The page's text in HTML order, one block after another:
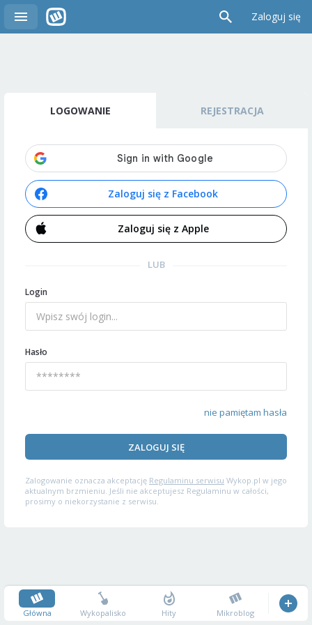
Zaloguj się
LOGOWANIE REJESTRACJA
Zaloguj się z Facebook
Zaloguj się z Apple
LUB
Login
Hasło
nie pamiętam hasła
ZALOGUJ SIĘ
Zalogowanie oznacza akceptację Regulaminu serwisu Wykop.pl w jego
aktualnym brzmieniu. Jeśli nie akceptujesz Regulaminu w całości,
prosimy o niekorzystanie z serwisu.
Główna Wykopalisko Hity Mikroblog